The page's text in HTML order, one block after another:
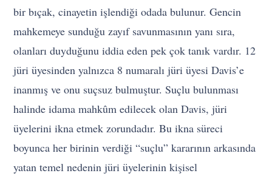
bir bıçak, cinayetin işlendiği odada bulunur. Gencin
mahkemeye sunduğu zayıf savunmasının yanı sıra,
olanları duyduğunu iddia eden pek çok tanık vardır. 12
jüri üyesinden yalnızca 8 numaralı jüri üyesi Davis’e
inanmış ve onu suçsuz bulmuştur. Suçlu bulunması
halinde idama mahkûm edilecek olan Davis, jüri
üyelerini ikna etmek zorundadır. Bu ikna süreci
boyunca her birinin verdiği “suçlu” kararının arkasında
yatan temel nedenin jüri üyelerinin kişisel